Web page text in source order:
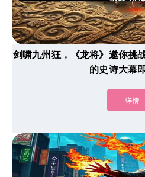
剑啸九州狂，《龙将》邀你
的史诗大幕
详情